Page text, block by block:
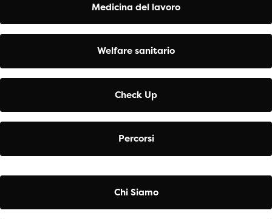
Medicina del lavoro
Welfare sanitario
Check Up
Percorsi
Chi Siamo